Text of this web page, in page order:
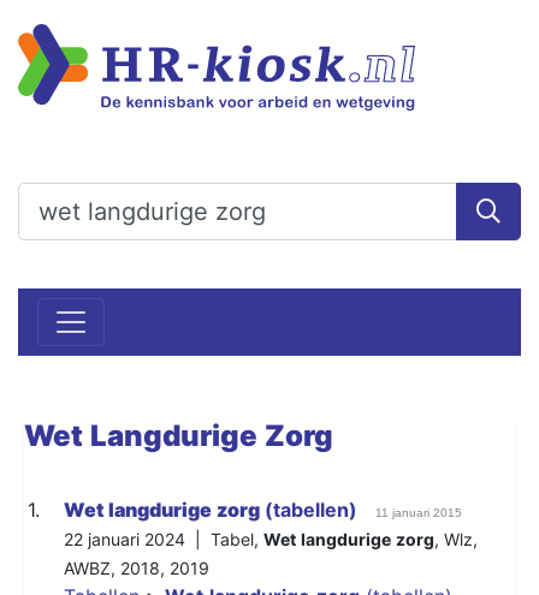
Wet Langdurige Zorg
1. Wet langdurige zorg (tabellen) 11 januari 2015
22 januari 2024 | Tabel, Wet langdurige zorg, Wlz,
AWBZ, 2018, 2019